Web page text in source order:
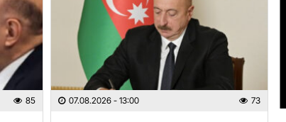
85 07.08.2026 - 13:00 73